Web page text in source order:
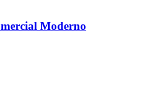
Moderno